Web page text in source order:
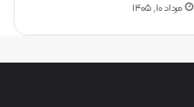
مرداد ۱۰, ۱۴۰۵